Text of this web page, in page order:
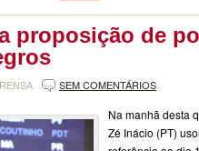
proposição de
SEM COMENTÁRIOS
Na manhã desta
Zé Inácio (PT)